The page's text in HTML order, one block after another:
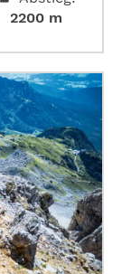
2200 m